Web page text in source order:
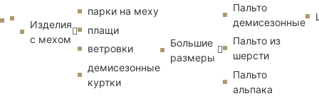
Изделия
с мехом
парки на меху
плащи
ветровки
демисезонные
куртки
Большие
размеры
Пальто
демисезонные
Пальто из
шерсти
Пальто
альпака